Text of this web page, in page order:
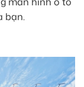
bạn.